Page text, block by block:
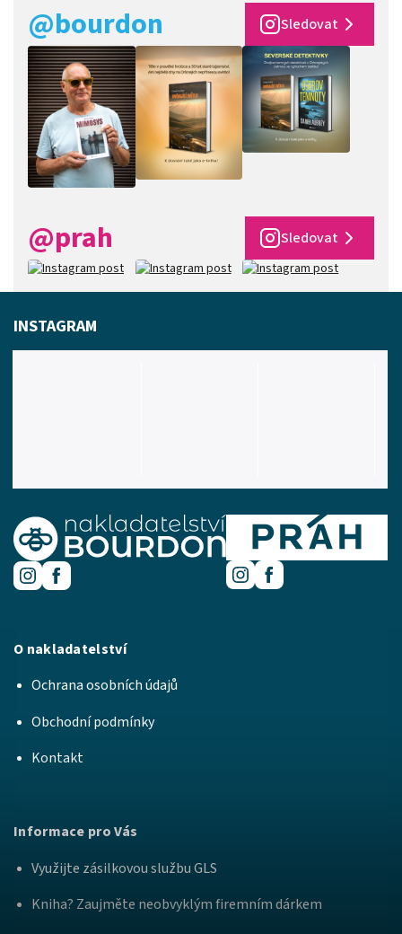
@bourdon Sledovat
@prah Sledovat
O nakladatelství
Ochrana osobních údajů
Obchodní podmínky
Kontakt
Informace pro Vás
Využijte zásilkovou službu GLS
Kniha? Zaujměte neobvyklým firemním dárkem
INSTAGRAM